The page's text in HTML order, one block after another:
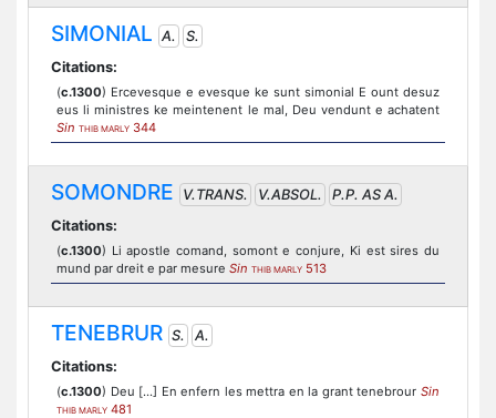
SIMONIAL A.
S.
Citations:
(c.1300) Ercevesque e evesque ke sunt simonial E ount desuz
eus li ministres ke meintenent le mal, Deu vendunt e achatent
Sin THIB MARLY 344
SOMONDRE V.TRANS. V.ABSOL.
P.P. AS A.
Citations:
(c.1300) Li apostle comand, somont e conjure, Ki est sires du
mund par dreit e par mesure Sin THIB MARLY 513
TENEBRUR S.
A.
Citations:
(c.1300) Deu [...] En enfern les mettra en la grant tenebrour Sin
THIB MARLY 481